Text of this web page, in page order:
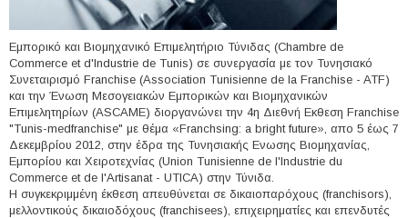
Εμπορικό και Βιομηχανικό Επιμελητήριο Τύνιδας (Chambre de
Commerce et d'Industrie de Tunis) σε συνεργασία με τον Τυνησιακό
Συνεταιρισμό Franchise (Association Tunisienne de la Franchise - ATF)
και την Ένωση Μεσογειακών Εμπορικών και Βιομηχανικών
Επιμελητηρίων (ASCAME) διοργανώνει την 4η Διεθνή Εκθεση Franchise
"Tunis-medfranchise" με θέμα «Franchsing: a bright future», απο 5 έως 7
Δεκεμβρίου 2012, στην έδρα της Τυνησιακής Ενωσης Βιομηχανίας,
Εμπορίου και Χειροτεχνίας (Union Tunisienne de l'Industrie du
Commerce et de l'Artisanat - UTICA) στην Τύνιδα.
Η συγκεκριμμένη έκθεση απευθύνεται σε δικαιοπαρόχους (franchisors),
μελλοντικούς δικαιοδόχους (franchisees), επιχειρηματίες και επενδυτές